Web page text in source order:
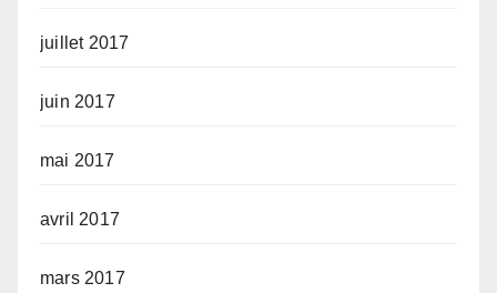
juillet 2017
juin 2017
mai 2017
avril 2017
mars 2017